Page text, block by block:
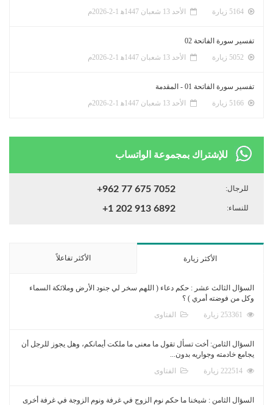
الأحد 13 شعبان 1447ﻫ 1-2-2026م
تفسير سورة الفاتحة 02
الأحد 13 شعبان 1447ﻫ 1-2-2026م
تفسير سورة الفاتحة 01 - المقدمة
الأحد 13 شعبان 1447ﻫ 1-2-2026م
للإشتراك بمجموعة الواتساب
للرجال: +962 77 675 7052
للنساء: +1 202 913 6892
الأكثر زيارة الأكثر تفاعلاً
السؤال الثالث عشر : حكم دعاء ( اللهم سخر لي جنود الأرض وملائكة السماء
وكل من فوضته أمري ) ؟
الفتاوى
السؤال الثامن: أخت تسأل تقول ما معنى ما ملكت أيمانكم، وهل يجوز للرجل أن
يجامع خادمته وجواريه بدون...
الفتاوى
السؤال الثامن : شيخنا ما حكم نوم الزوج في غرفة ونوم الزوجة في غرفة أخرى